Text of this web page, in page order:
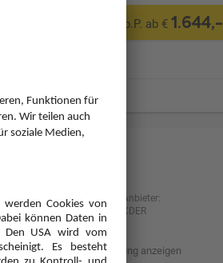
p.P. ab €1.644,-
Anbieter:
XDER
Hotelbeschreibung anzeigen